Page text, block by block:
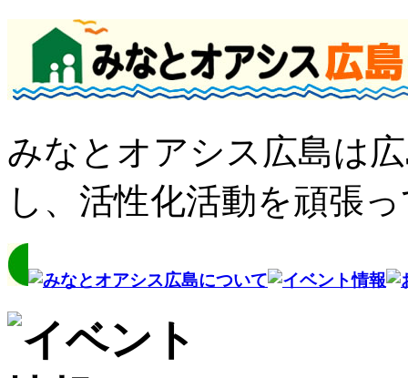
みなとオアシス広島は
し、活性化活動を頑張